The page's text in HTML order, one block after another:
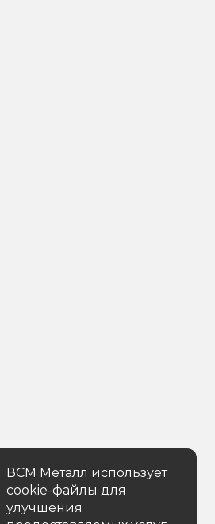
ВСМ Металл использует
cookie-файлы для
улучшения